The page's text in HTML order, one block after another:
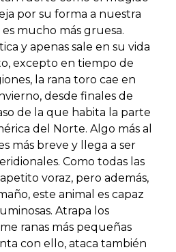
por su forma a nuestra
mucho más gruesa.
y apenas sale en su vida
excepto en tiempo de
la rana toro cae en
desde finales de
de la que habita la parte
del Norte. Algo más al
más breve y llega a ser
Como todas las
voraz, pero además,
este animal es capaz
Atrapa los
ranas más pequeñas
con ello, ataca también